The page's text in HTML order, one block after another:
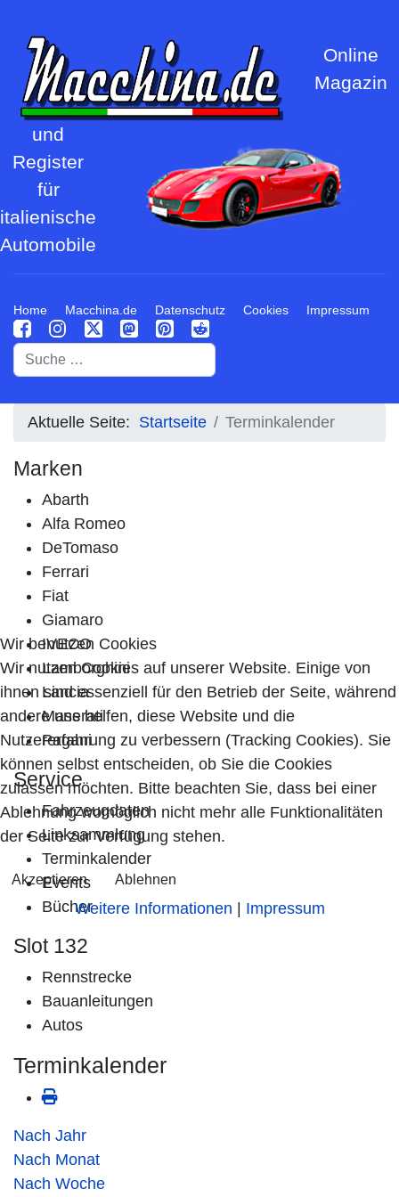
Online
Magazin
und
Register
für
italienische
Automobile
Home Macchina.de Datenschutz Cookies Impressum
Suchen
Aktuelle Seite: Startseite Terminkalender
Marken
Abarth
Alfa Romeo
DeTomaso
Ferrari
Fiat
Giamaro
IVECO
Lamborghini
Lancia
Maserati
Pagani
Service
Fahrzeugdaten
Linksammlung
Terminkalender
Events
Bücher
Slot 132
Rennstrecke
Bauanleitungen
Autos
Terminkalender
Nach Jahr
Nach Monat
Nach Woche
Wir benutzen Cookies
Wir nutzen Cookies auf unserer Website. Einige von
ihnen sind essenziell für den Betrieb der Seite, während
andere uns helfen, diese Website und die
Nutzererfahrung zu verbessern (Tracking Cookies). Sie
können selbst entscheiden, ob Sie die Cookies
zulassen möchten. Bitte beachten Sie, dass bei einer
Ablehnung womöglich nicht mehr alle Funktionalitäten
der Seite zur Verfügung stehen.
Akzeptieren Ablehnen
Weitere Informationen Impressum